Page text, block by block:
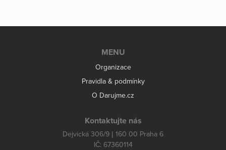
MENU
Organizace
Pravidla & podmínky
O Darujme.cz
Kontaktujte nás
Dejvická 306/9 | 160 00 Praha 6
IČ: 67360114